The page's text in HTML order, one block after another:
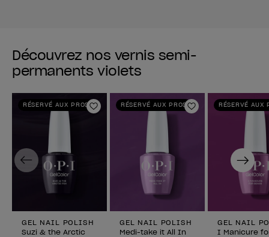
Découvrez nos vernis semi-
permanents violets
RÉSERVÉ AUX PROS
Ajouter aux favoris
GEL NAIL POLISH
Suzi & the Arctic
RÉSERVÉ AUX PROS
Ajouter aux
GEL NAIL POLISH
Medi-take it All In
RÉSERVÉ AUX
GEL NAIL
I Manicure
Previous Next